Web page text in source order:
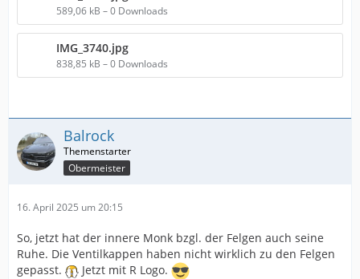
589,06 kB – 0 Downloads
IMG_3740.jpg
838,85 kB – 0 Downloads
Balrock
Obermeister
16. April 2025 um 20:15
So, jetzt hat der innere Monk bzgl. der Felgen auch seine
Ruhe. Die Ventilkappen haben nicht wirklich zu den Felgen
gepasst.
Jetzt mit R Logo.